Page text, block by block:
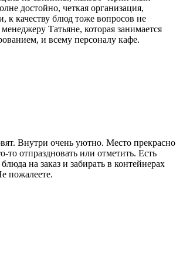
достойно, четкая организация,
к качеству блюд тоже вопросов не
Татьяне, которая занимается
и всему персоналу кафе.
Внутри очень уютно. Место прекрасно
то отпраздновать или отметить. Есть
на заказ и забирать в контейнерах
пожалеете.